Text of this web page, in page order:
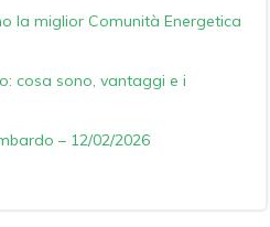
la miglior Comunità Energetica
cosa sono, vantaggi e i
– 12/02/2026